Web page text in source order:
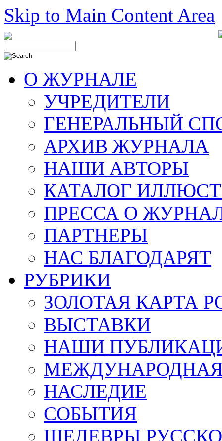
Skip to Main Content Area
О ЖУРНАЛЕ
УЧРЕДИТЕЛИ
ГЕНЕРАЛЬНЫЙ
АРХИВ ЖУРНАЛА
НАШИ АВТОРЫ
КАТАЛОГ
ПРЕССА О
ПАРТНЕРЫ
НАС БЛАГОДАРЯТ
РУБРИКИ
ЗОЛОТАЯ КАРТА
ВЫСТАВКИ
НАШИ
НАСЛЕДИЕ
СОБЫТИЯ
ШЕДЕВРЫ